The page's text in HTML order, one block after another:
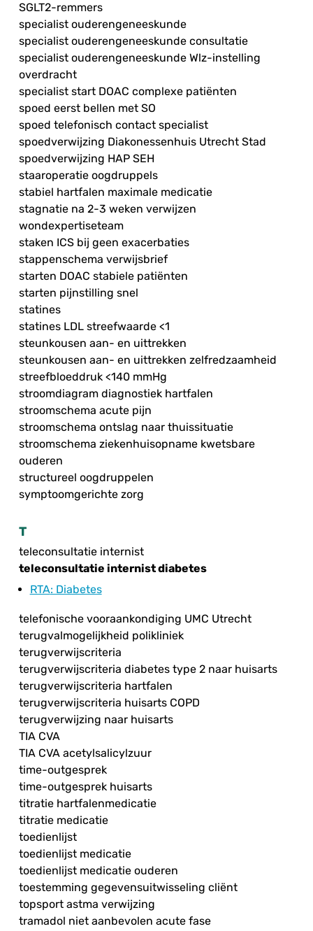
SGLT2-remmers
specialist ouderengeneeskunde
specialist ouderengeneeskunde consultatie
specialist ouderengeneeskunde Wlz-instelling
overdracht
specialist start DOAC complexe patiënten
spoed eerst bellen met SO
spoed telefonisch contact specialist
spoedverwijzing Diakonessenhuis Utrecht Stad
spoedverwijzing HAP SEH
staaroperatie oogdruppels
stabiel hartfalen maximale medicatie
stagnatie na 2-3 weken verwijzen
wondexpertiseteam
staken ICS bij geen exacerbaties
stappenschema verwijsbrief
starten DOAC stabiele patiënten
starten pijnstilling snel
statines
statines LDL streefwaarde <1
steunkousen aan- en uittrekken
steunkousen aan- en uittrekken zelfredzaamheid
streefbloeddruk <140 mmHg
stroomdiagram diagnostiek hartfalen
stroomschema acute pijn
stroomschema ontslag naar thuissituatie
stroomschema ziekenhuisopname kwetsbare
ouderen
structureel oogdruppelen
symptoomgerichte zorg
T
teleconsultatie internist
teleconsultatie internist diabetes
RTA: Diabetes
telefonische vooraankondiging UMC Utrecht
terugvalmogelijkheid polikliniek
terugverwijscriteria
terugverwijscriteria diabetes type 2 naar huisarts
terugverwijscriteria hartfalen
terugverwijscriteria huisarts COPD
terugverwijzing naar huisarts
TIA CVA
TIA CVA acetylsalicylzuur
time-outgesprek
time-outgesprek huisarts
titratie hartfalenmedicatie
titratie medicatie
toedienlijst
toedienlijst medicatie
toedienlijst medicatie ouderen
toestemming gegevensuitwisseling cliënt
topsport astma verwijzing
tramadol niet aanbevolen acute fase